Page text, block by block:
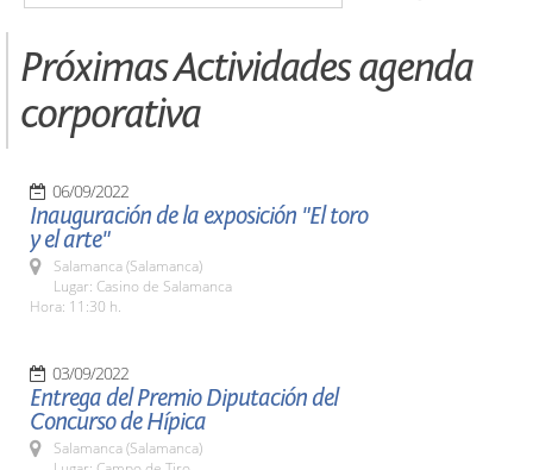
Próximas Actividades agenda
corporativa
06/09/2022
Inauguración de la exposición "El toro
y el arte"
Salamanca (Salamanca)
Lugar: Casino de Salamanca
Hora: 11:30 h.
03/09/2022
Entrega del Premio Diputación del
Concurso de Hípica
Salamanca (Salamanca)